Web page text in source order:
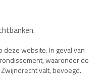
deze website. In geval van
waaronder de
valt, bevoegd.